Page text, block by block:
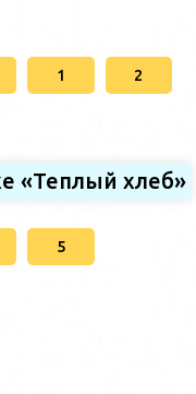
1 2
«Теплый хлеб»
5